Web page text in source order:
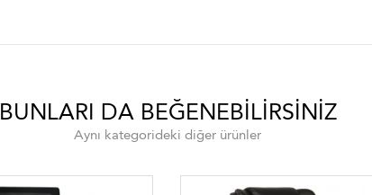
BUNLARI DA BEĞENEBILIRSINIZ
Aynı kategorideki diğer ürünler